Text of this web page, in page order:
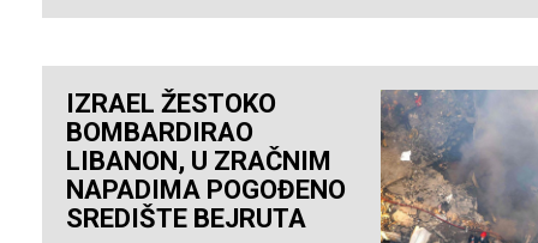
IZRAEL ŽESTOKO
BOMBARDIRAO
LIBANON, U ZRAČNIM
NAPADIMA POGOĐENO
SREDIŠTE BEJRUTA